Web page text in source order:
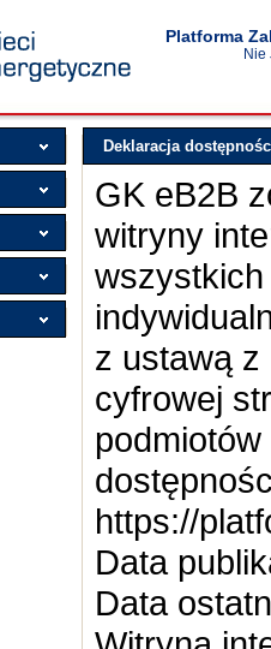
Platforma
Nie
Deklaracja
GK eB2B
witryny
z ustawą z
cyfrowej
https://
Data
Data